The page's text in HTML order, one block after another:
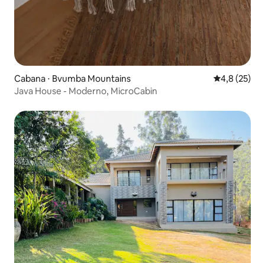
Cabana ⋅ Bvumba Mountains 4,8 de uma
4,8 (25)
Java House - Moderno, MicroCabin